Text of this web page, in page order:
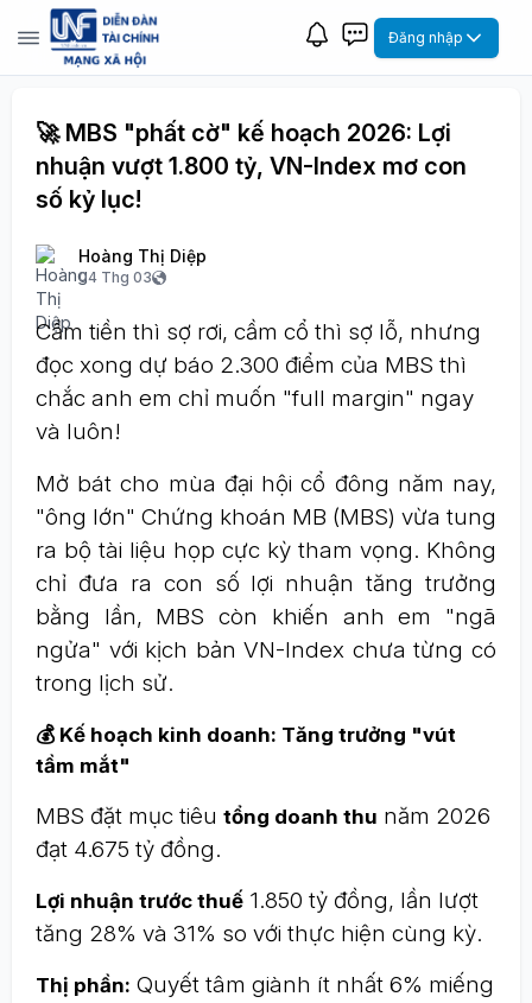
Đăng nhập
🚀 MBS "phất cờ" kế hoạch 2026: Lợi
nhuận vượt 1.800 tỷ, VN-Index mơ con
số kỷ lục!
Hoàng Thị Diệp
04 Thg 03
Cầm tiền thì sợ rơi, cầm cổ thì sợ lỗ, nhưng
đọc xong dự báo 2.300 điểm của MBS thì
chắc anh em chỉ muốn "full margin" ngay
và luôn!
Mở bát cho mùa đại hội cổ đông năm nay,
"ông lớn" Chứng khoán MB (MBS) vừa tung
ra bộ tài liệu họp cực kỳ tham vọng. Không
chỉ đưa ra con số lợi nhuận tăng trưởng
bằng lần, MBS còn khiến anh em "ngã
ngửa" với kịch bản VN-Index chưa từng có
trong lịch sử.
💰 Kế hoạch kinh doanh: Tăng trưởng "vút
tầm mắt"
MBS đặt mục tiêu tổng doanh thu năm 2026
đạt 4.675 tỷ đồng.
Lợi nhuận trước thuế 1.850 tỷ đồng, lần lượt
tăng 28% và 31% so với thực hiện cùng kỳ.
Thị phần: Quyết tâm giành ít nhất 6% miếng